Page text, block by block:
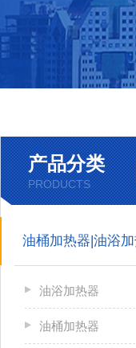
产品分类
PRODUCTS
油桶加热器|油浴
油浴加热器
油桶加热器